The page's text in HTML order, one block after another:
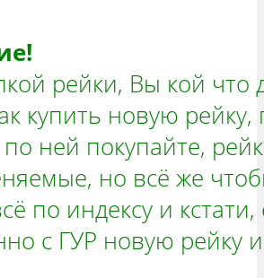
рейки, Вы кой
купить новую
ней покупайте,
но всё же
по индексу и
с ГУР новую рейку